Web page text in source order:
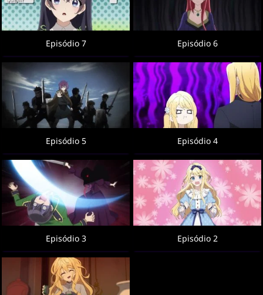
Episódio 7 Episódio 6
Episódio 5 Episódio 4
Episódio 3 Episódio 2